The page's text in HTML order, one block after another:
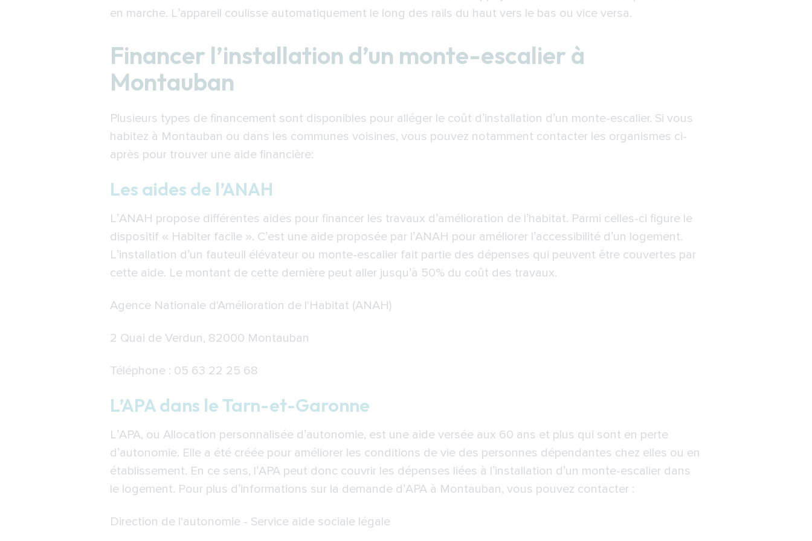
en marche. L’appareil coulisse automatiquement le long des rails du haut vers le bas ou vice versa.
Financer l’installation d’un monte-escalier à
Montauban
Plusieurs types de financement sont disponibles pour alléger le coût d’installation d’un monte-escalier. Si vous
habitez à Montauban ou dans les communes voisines, vous pouvez notamment contacter les organismes ci-
après pour trouver une aide financière:
Les aides de l’ANAH
L’ANAH propose différentes aides pour financer les travaux d’amélioration de l’habitat. Parmi celles-ci figure le
dispositif « Habiter facile ». C’est une aide proposée par l’ANAH pour améliorer l’accessibilité d’un logement.
L’installation d’un fauteuil élévateur ou monte-escalier fait partie des dépenses qui peuvent être couvertes par
cette aide. Le montant de cette dernière peut aller jusqu’à 50% du coût des travaux.
Agence Nationale d'Amélioration de l'Habitat (ANAH)
2 Quai de Verdun, 82000 Montauban
Téléphone : 05 63 22 25 68
L’APA dans le Tarn-et-Garonne
L’APA, ou Allocation personnalisée d’autonomie, est une aide versée aux 60 ans et plus qui sont en perte
d’autonomie. Elle a été créée pour améliorer les conditions de vie des personnes dépendantes chez elles ou en
établissement. En ce sens, l’APA peut donc couvrir les dépenses liées à l’installation d’un monte-escalier dans
le logement. Pour plus d’informations sur la demande d’APA à Montauban, vous pouvez contacter :
Direction de l'autonomie - Service aide sociale légale